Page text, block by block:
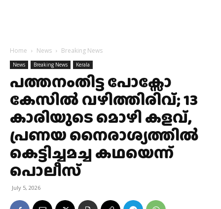
Home News Breaking News
News Breaking News Kerala
പത്തനംതിട്ട പോക്സോ
കേസില്‍ വഴിത്തിരിവ്; 13
കാരിയുടെ മൊഴി കളവ്,
പ്രണയ നൈരാശ്യത്തില്‍
കെട്ടിച്ചമച്ച കഥയെന്ന്
പൊലീസ്
July 5, 2026